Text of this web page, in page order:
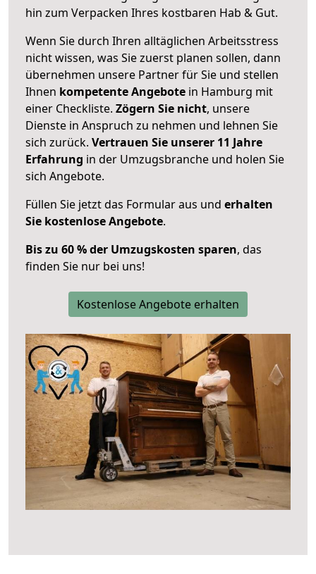
hin zum Verpacken Ihres kostbaren Hab & Gut.
Wenn Sie durch Ihren alltäglichen Arbeitsstress
nicht wissen, was Sie zuerst planen sollen, dann
übernehmen unsere Partner für Sie und stellen
Ihnen kompetente Angebote in Hamburg mit
einer Checkliste. Zögern Sie nicht, unsere
Dienste in Anspruch zu nehmen und lehnen Sie
sich zurück. Vertrauen Sie unserer 11 Jahre
Erfahrung in der Umzugsbranche und holen Sie
sich Angebote.
Füllen Sie jetzt das Formular aus und erhalten
Sie kostenlose Angebote.
Bis zu 60 % der Umzugskosten sparen, das
finden Sie nur bei uns!
Kostenlose Angebote erhalten